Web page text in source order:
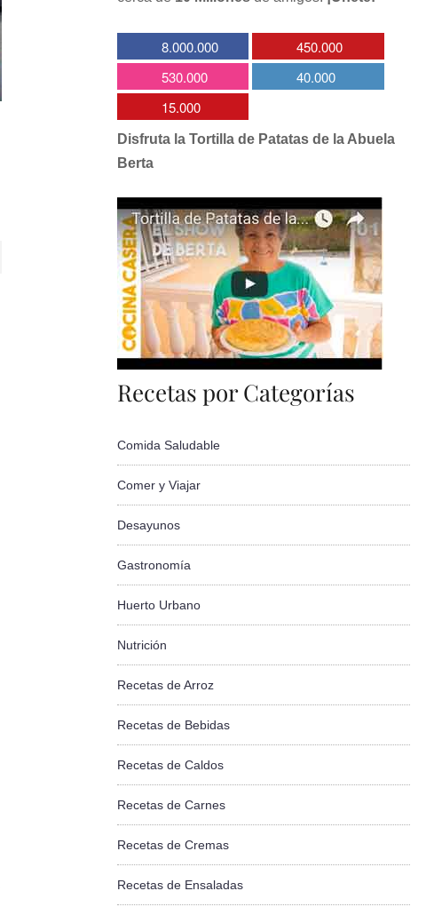
8.000.000
450.000
530.000
40.000
15.000
Disfruta la Tortilla de Patatas de la Abuela
Berta
Recetas por Categorías
Comida Saludable
Comer y Viajar
Desayunos
Gastronomía
Huerto Urbano
Nutrición
Recetas de Arroz
Recetas de Bebidas
Recetas de Caldos
Recetas de Carnes
Recetas de Cremas
Recetas de Ensaladas